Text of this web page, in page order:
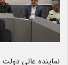
نماینده عالی